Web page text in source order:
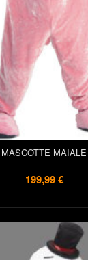
MASCOTTE MAIALE
199,99 €